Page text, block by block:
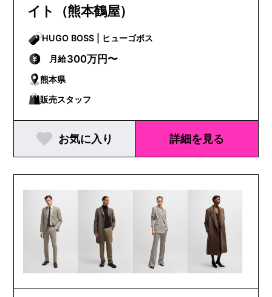
イト（熊本鶴屋）
HUGO BOSS | ヒューゴボス
月給300万円〜
熊本県
販売スタッフ
お気に入り 詳細を見る